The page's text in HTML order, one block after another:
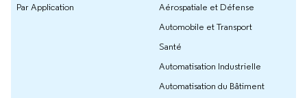
Par Application
Aérospatiale et Défense
Automobile et Transport
Santé
Automatisation Industrielle
Automatisation du Bâtiment